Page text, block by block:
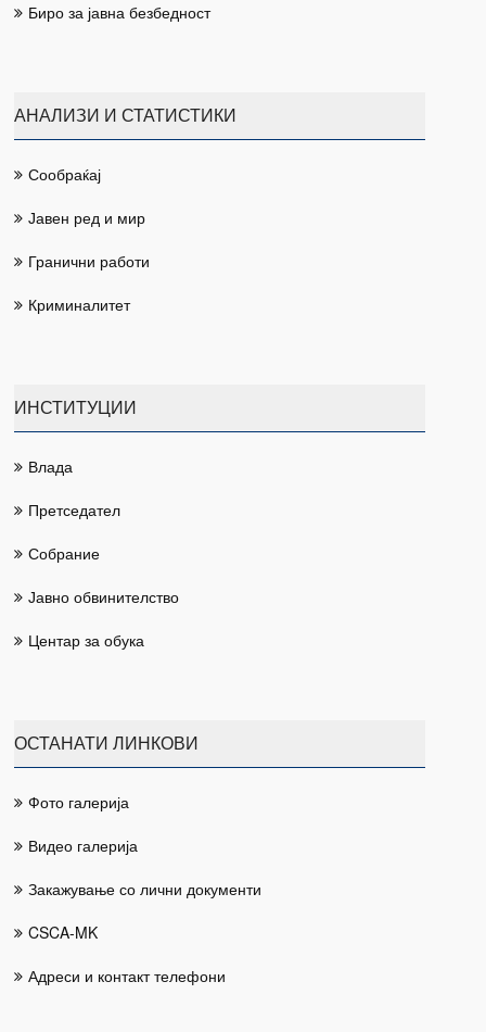
Биро за јавна безбедност
АНАЛИЗИ И СТАТИСТИКИ
Сообраќај
Јавен ред и мир
Гранични работи
Криминалитет
ИНСТИТУЦИИ
Влада
Претседател
Собрание
Јавно обвинителство
Центар за обука
ОСТАНАТИ ЛИНКОВИ
Фото галерија
Видео галерија
Закажување со лични документи
CSCA-MK
Адреси и контакт телефони